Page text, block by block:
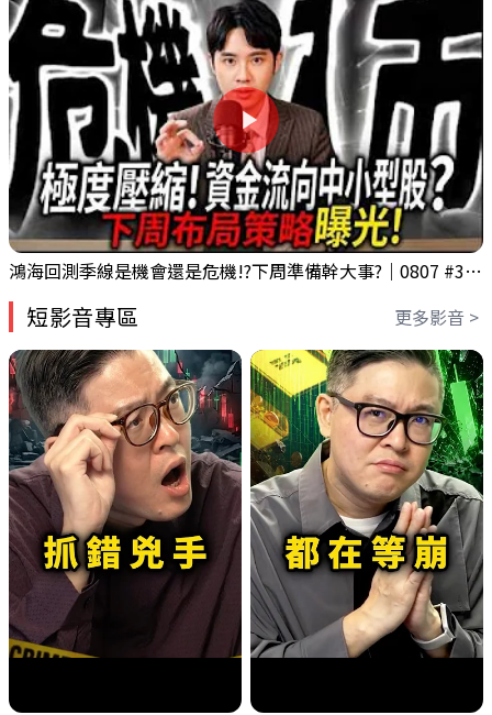
鴻海回測季線是機會還是危機!?下周準備幹大事?｜0807 #3661 #2317 #2317鴻海
短影音專區 更多影音 >